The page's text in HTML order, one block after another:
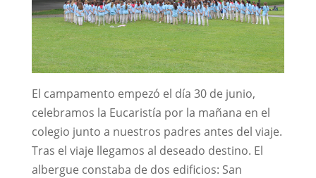
El campamento empezó el día 30 de junio,
celebramos la Eucaristía por la mañana en el
colegio junto a nuestros padres antes del viaje.
Tras el viaje llegamos al deseado destino. El
albergue constaba de dos edificios: San